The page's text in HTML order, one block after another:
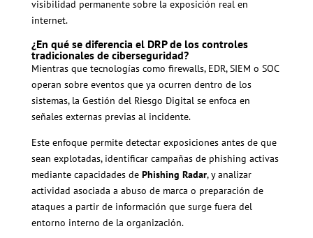
visibilidad permanente sobre la exposición real en
internet.
¿En qué se diferencia el DRP de los controles
tradicionales de ciberseguridad?
Mientras que tecnologías como firewalls, EDR, SIEM o SOC
operan sobre eventos que ya ocurren dentro de los
sistemas, la Gestión del Riesgo Digital se enfoca en
señales externas previas al incidente.
Este enfoque permite detectar exposiciones antes de que
sean explotadas, identificar campañas de phishing activas
mediante capacidades de Phishing Radar, y analizar
actividad asociada a abuso de marca o preparación de
ataques a partir de información que surge fuera del
entorno interno de la organización.